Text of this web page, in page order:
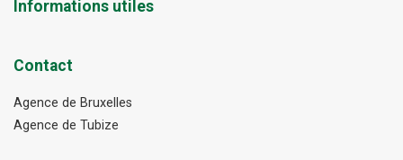
Informations utiles
Contact
Agence de Bruxelles
Agence de Tubize